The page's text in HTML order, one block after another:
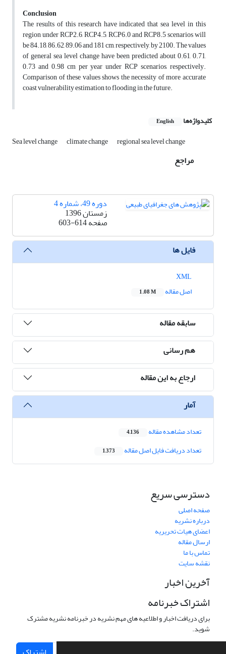
Conclusion
The results of this research have indicated that sea level in this
region under RCP2.6, RCP4.5, RCP6.0 and RCP8.5 scenarios will
be 84.18, 86.62, 89.06 and 181 cm, respectively, by 2100. The values
of general sea level change have been predicted about 0.61, 0.71,
0.73 and 0.98 cm per year under RCP scenarios, respectively.
Comparison of these values shows the necessity of more accurate
coast vulnerability estimation to flooding in the future.
کلیدواژه‌ها English
Sea level change climate change regional sea level change
مراجع
دوره 49، شماره 4
زمستان 1396
صفحه603-614
فایل ها
اصل مقاله
1.08 M
سابقه مقاله
هم رسانی
ارجاع به این مقاله
آمار
تعداد مشاهده مقاله 4,136
تعداد دریافت فایل اصل مقاله 1,373
دسترسی سریع
صفحه اصلی
درباره نشریه
اعضای هیات تحریریه
ارسال مقاله
تماس با ما
نقشه سایت
آخرین اخبار
اشتراک خبرنامه
برای دریافت اخبار و اطلاعیه های مهم نشریه در خبرنامه نشریه مشترک
شوید.